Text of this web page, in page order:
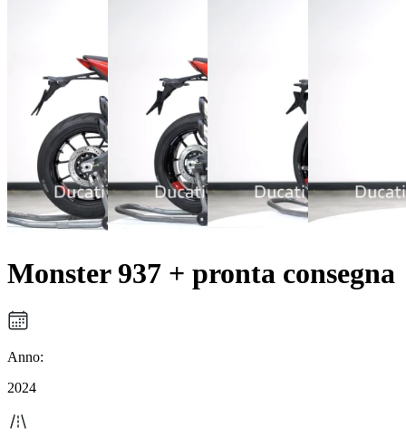
Monster 937 + pronta consegna
Anno:
2024